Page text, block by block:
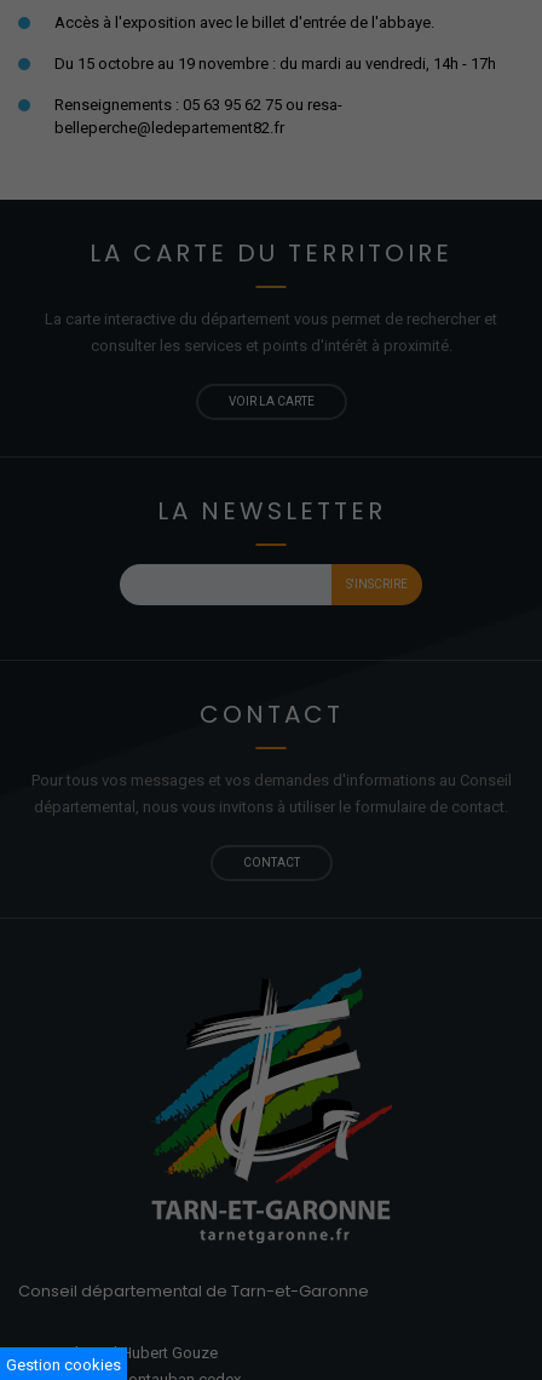
Accès à l'exposition avec le billet d'entrée de l'abbaye.
Du 15 octobre au 19 novembre : du mardi au vendredi, 14h - 17h
Renseignements : 05 63 95 62 75 ou resa-
belleperche@ledepartement82.fr
LA CARTE DU TERRITOIRE
La carte interactive du département vous permet de rechercher et
consulter les services et points d'intérêt à proximité.
VOIR LA CARTE
LA NEWSLETTER
CONTACT
Pour tous vos messages et vos demandes d'informations au Conseil
départemental, nous vous invitons à utiliser le formulaire de contact.
CONTACT
Conseil départemental de Tarn-et-Garonne
100 Boulevard Hubert Gouze
Gestion cookies